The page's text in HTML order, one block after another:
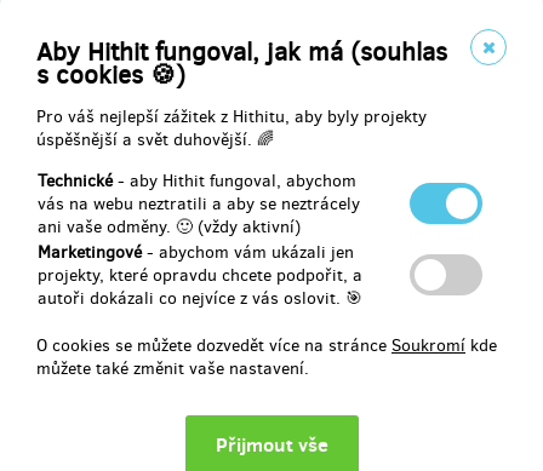
Aby Hithit fungoval, jak má (souhlas
s cookies 🍪)
Pro váš nejlepší zážitek z Hithitu, aby byly projekty
úspěšnější a svět duhovější. 🌈
Technické- aby Hithit fungoval, abychom
vás na webu neztratili a aby se neztrácely
ani vaše odměny. 🙂 (vždy aktivní)
Marketingové- abychom vám ukázali jen
projekty, které opravdu chcete podpořit, a
autoři dokázali co nejvíce z vás oslovit. 🎯
O cookies se můžete dozvedět více na stránce Soukromí kde
můžete také změnit vaše nastavení.
Najdete nás na